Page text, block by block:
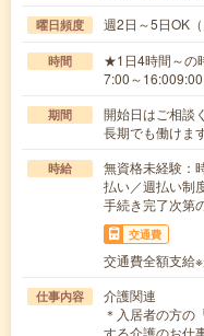
曜日頻度 週2日～5日OK
時間
★1日4時間～の
7:00～
期間
開始日はご相
長期でも働けま
時給
無資格未経験
払い／週払い制
手続き完了次第
交通費
交通費全額支給
仕事内容
介護関連
＊入居者の方の